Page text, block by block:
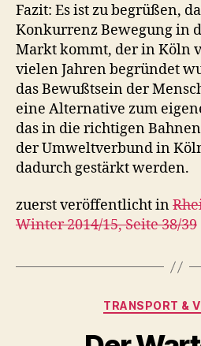
Fazit: Es ist zu begrüßen,
Konkurrenz Bewegung in
Markt kommt, der in Köln
vielen Jahren begründet
das Bewußtsein der
eine Alternative zum
das in die richtigen
der Umweltverbund in
dadurch gestärkt werden.
zuerst veröffentlicht in
Winter 2014/15, Seite 38/39
TRANSPORT &